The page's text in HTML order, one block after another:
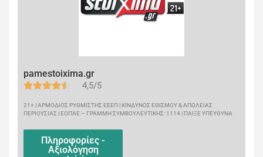
pamestoixima.gr
4,5/5
21+ | ΑΡΜΟΔΙΟΣ ΡΥΘΜΙΣΤΗΣ ΕΕΕΠ | ΚΙΝΔΥΝΟΣ ΕΘΙΣΜΟΥ & ΑΠΩΛΕΙΑΣ
ΠΕΡΙΟΥΣΙΑΣ | ΕΟΠΑΕ – ΓΡΑΜΜΗ ΣΥΜΒΟΥΛΕΥΤΙΚΗΣ: 1114 | ΠΑΙΞΕ ΥΠΕΥΘΥΝΑ
Πληροφορίες -
Αξιολόγηση